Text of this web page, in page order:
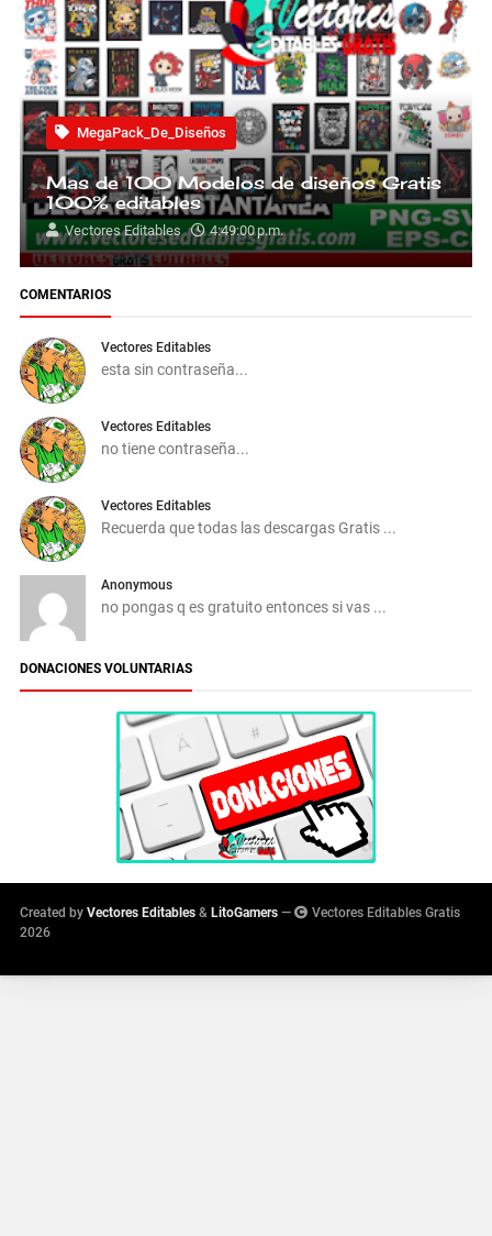
MegaPack_De_Diseños
Mas de 100 Modelos de diseños Gratis
100% editables
Vectores Editables 4:49:00 p.m.
COMENTARIOS
Vectores Editables
esta sin contraseña...
Vectores Editables
no tiene contraseña...
Vectores Editables
Recuerda que todas las descargas Gratis ...
Anonymous
no pongas q es gratuito entonces si vas ...
DONACIONES VOLUNTARIAS
Created by Vectores Editables & LitoGamers —
Vectores Editables Gratis
2026